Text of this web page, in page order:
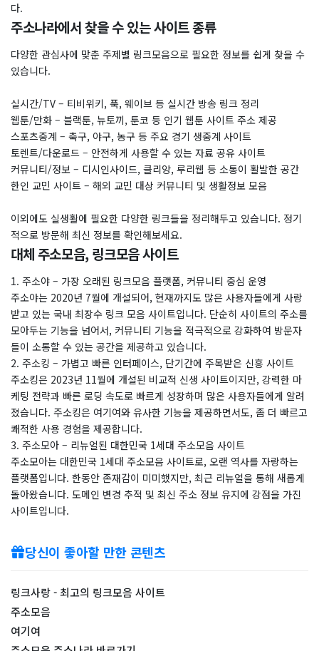
다.
주소나라에서 찾을 수 있는 사이트 종류
다양한 관심사에 맞춘 주제별 링크모음으로 필요한 정보를 쉽게 찾을 수
있습니다.
실시간/TV – 티비위키, 푹, 웨이브 등 실시간 방송 링크 정리
웹툰/만화 – 블랙툰, 뉴토끼, 툰코 등 인기 웹툰 사이트 주소 제공
스포츠중계 – 축구, 야구, 농구 등 주요 경기 생중계 사이트
토렌트/다운로드 – 안전하게 사용할 수 있는 자료 공유 사이트
커뮤니티/정보 – 디시인사이드, 클리앙, 루리웹 등 소통이 활발한 공간
한인 교민 사이트 – 해외 교민 대상 커뮤니티 및 생활정보 모음
이외에도 실생활에 필요한 다양한 링크들을 정리해두고 있습니다. 정기
적으로 방문해 최신 정보를 확인해보세요.
대체 주소모음, 링크모음 사이트
1. 주소야 – 가장 오래된 링크모음 플랫폼, 커뮤니티 중심 운영
주소야는 2020년 7월에 개설되어, 현재까지도 많은 사용자들에게 사랑
받고 있는 국내 최장수 링크 모음 사이트입니다. 단순히 사이트의 주소를
모아두는 기능을 넘어서, 커뮤니티 기능을 적극적으로 강화하여 방문자
들이 소통할 수 있는 공간을 제공하고 있습니다.
2. 주소킹 – 가볍고 빠른 인터페이스, 단기간에 주목받은 신흥 사이트
주소킹은 2023년 11월에 개설된 비교적 신생 사이트이지만, 강력한 마
케팅 전략과 빠른 로딩 속도로 빠르게 성장하며 많은 사용자들에게 알려
졌습니다. 주소킹은 여기여와 유사한 기능을 제공하면서도, 좀 더 빠르고
쾌적한 사용 경험을 제공합니다.
3. 주소모아 – 리뉴얼된 대한민국 1세대 주소모음 사이트
주소모아는 대한민국 1세대 주소모음 사이트로, 오랜 역사를 자랑하는
플랫폼입니다. 한동안 존재감이 미미했지만, 최근 리뉴얼을 통해 새롭게
돌아왔습니다. 도메인 변경 추적 및 최신 주소 정보 유지에 강점을 가진
사이트입니다.
당신이 좋아할 만한 콘텐츠
링크사랑 - 최고의 링크모음 사이트
주소모음
여기여